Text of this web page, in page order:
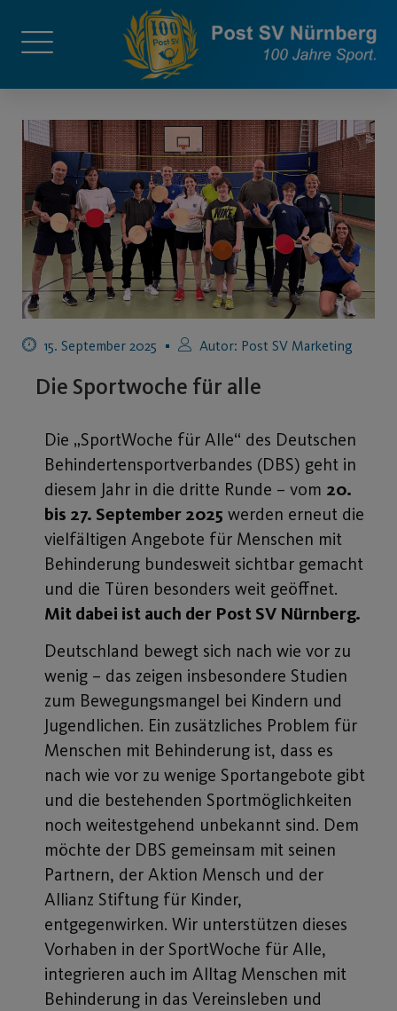
15. September 2025 Autor: Post SV Marketing
Die Sportwoche für alle
Die „SportWoche für Alle“ des Deutschen
Behindertensportverbandes (DBS) geht in
diesem Jahr in die dritte Runde – vom 20.
bis 27. September 2025 werden erneut die
vielfältigen Angebote für Menschen mit
Behinderung bundesweit sichtbar gemacht
und die Türen besonders weit geöffnet.
Mit dabei ist auch der Post SV Nürnberg.
Deutschland bewegt sich nach wie vor zu
wenig – das zeigen insbesondere Studien
zum Bewegungsmangel bei Kindern und
Jugendlichen. Ein zusätzliches Problem für
Menschen mit Behinderung ist, dass es
nach wie vor zu wenige Sportangebote gibt
und die bestehenden Sportmöglichkeiten
noch weitestgehend unbekannt sind. Dem
möchte der DBS gemeinsam mit seinen
Partnern, der Aktion Mensch und der
Allianz Stiftung für Kinder,
entgegenwirken. Wir unterstützen dieses
Vorhaben in der SportWoche für Alle,
integrieren auch im Alltag Menschen mit
Behinderung in das Vereinsleben und